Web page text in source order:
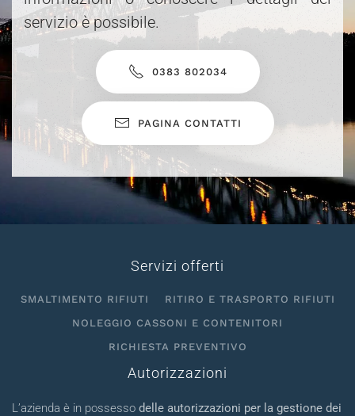
servizio è possibile.
0383 802034
PAGINA CONTATTI
Servizi offerti
SMALTIMENTO RIFIUTI
RITIRO E TRASPORTO RIFIUTI
NOLEGGIO CASSONI E CONTENITORI
RICHIESTA PREVENTIVO
Autorizzazioni
L’azienda è in possesso delle autorizzazioni per la gestione dei